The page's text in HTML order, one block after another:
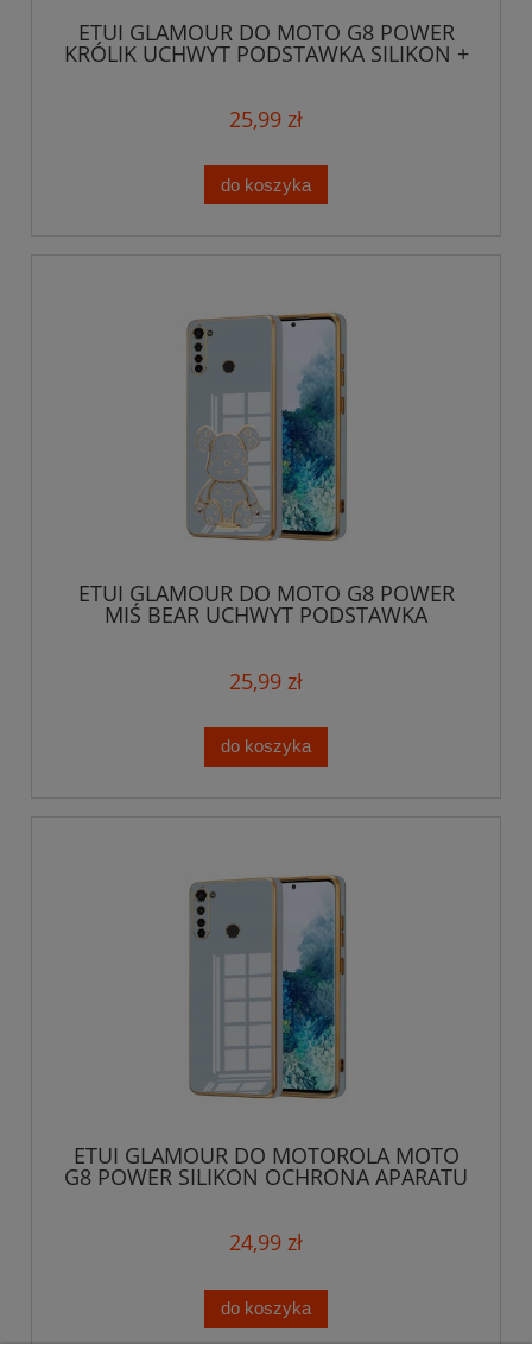
ETUI GLAMOUR DO MOTO G8 POWER
KRÓLIK UCHWYT PODSTAWKA SILIKON +
25,99 zł
do koszyka
ETUI GLAMOUR DO MOTO G8 POWER
MIŚ BEAR UCHWYT PODSTAWKA
25,99 zł
do koszyka
ETUI GLAMOUR DO MOTOROLA MOTO
G8 POWER SILIKON OCHRONA APARATU
24,99 zł
do koszyka